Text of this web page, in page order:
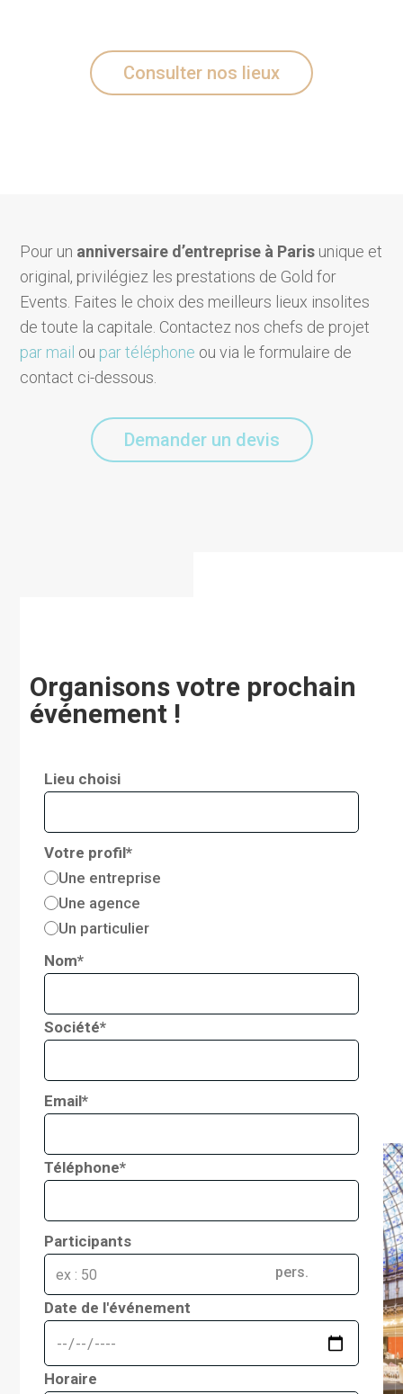
Consulter nos lieux
Pour un anniversaire d’entreprise à Paris unique et
original, privilégiez les prestations de Gold for
Events. Faites le choix des meilleurs lieux insolites
de toute la capitale. Contactez nos chefs de projet
par mail ou par téléphone ou via le formulaire de
contact ci-dessous.
Demander un devis
Organisons votre prochain
événement !
Lieu choisi
Votre profil*
Une entreprise
Une agence
Un particulier
Nom*
Société*
Email*
Téléphone*
Participants
pers.
Date de l'événement
Horaire